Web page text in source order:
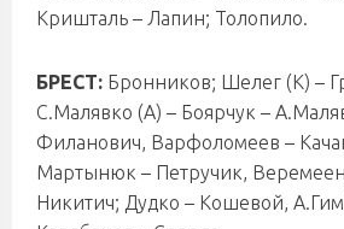
Кришталь – Лапин; Толопило.
БРЕСТ: Бронников; Шелег (К) –
С.Малявко (А) – Боярчук –
Филанович, Варфоломеев –
Мартынюк – Петручик,
Никитич; Дудко – Кошевой,